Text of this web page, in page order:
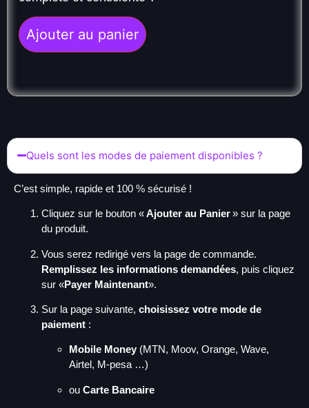
Ajouter au panier
Quels sont les modes de paiement disponibles ?
C’est simple, rapide et 100 % sécurisé !
Cliquez sur le bouton «Ajouter au Panier» sur la page
du produit.
Vous serez redirigé vers la page de commande.
Remplissez les informations demandées, puis cliquez
sur «Payer Maintenant».
Sur la page suivante, choisissez votre mode de
paiement :
Mobile Money (MTN, Moov, Orange, Wave,
Airtel, M-pesa …)
ou Carte Bancaire